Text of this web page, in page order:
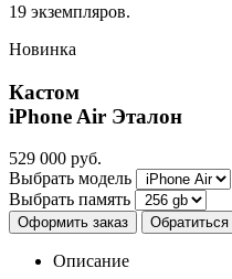
19 экземпляров.
Новинка
Кастом
iPhone Air Эталон
529 000 руб.
Выбрать модель
Выбрать память
Оформить заказ
Описание